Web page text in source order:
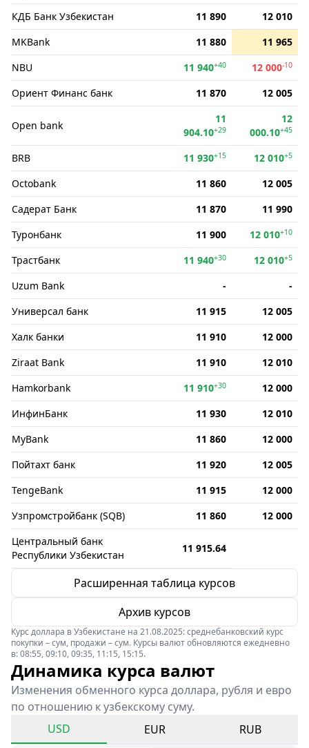
КДБ Банк Узбекистан
11 890
12 010
MKBank
11 880
11 965
NBU
11 940+40 12 000-10
Ориент Финанс банк 11 870 12 005
Open bank
11
904.10+29
12
000.10+45
BRB 11 930+15 12 010+5
Octobank 11 860
12 005
Садерат Банк
11 870
11 990
Туронбанк
11 900 12 010+10
Трастбанк 11 940+30 12 010+5
Uzum Bank -
-
Универсал банк
11 915
12 005
Халк банки
11 910
12 000
Ziraat Bank
11 910
12 010
Hamkorbank
11 910+30
12 000
ИнфинБанк
11 930
12 010
MyBank
11 860
12 000
Пойтахт банк
11 920
12 005
TengeBank
11 915
12 000
Узпромстройбанк (SQB)
11 860
12 000
Центральный банк
Республики Узбекистан
11 915.64
Расширенная таблица курсов
Архив курсов
Курс доллара в Узбекистане на 21.08.2025: среднебанковский курс
покупки – сум, продажи – сум. Курсы валют обновляются ежедневно
в: 08:55, 09:10, 09:35, 11:15, 15:15.
Динамика курса валют
Изменения обменного курса доллара, рубля и евро
по отношению к узбекскому суму.
USD
EUR RUB